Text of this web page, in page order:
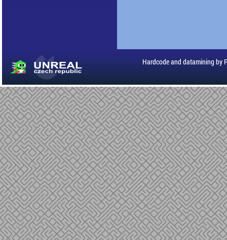
Hardcode and datamining by